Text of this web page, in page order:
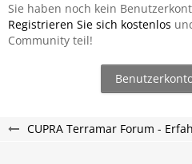
Sie haben noch kein
Registrieren Sie sich kostenlos
Community teil!
CUPRA Terramar Forum -